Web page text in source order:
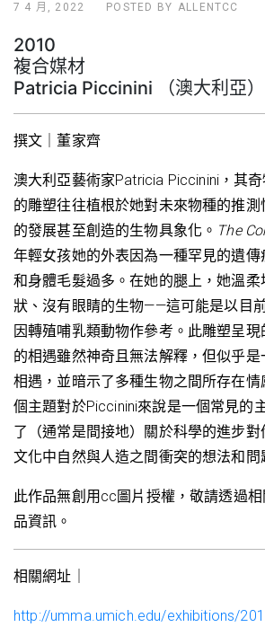
7 4 月, 2022 POSTED BY ALLENTCC
2010
複合媒材
Patricia Piccinini （澳大利亞）
撰文｜董家齊
澳大利亞藝術家Patricia Piccinini，其
的雕塑往往植根於她對未來物種的推
的發展甚至創造的生物具象化。 The
年輕女孩她的外表因為一種罕見的遺
和身體毛髮過多。在她的腿上，她溫
狀、沒有眼睛的生物——這可能是以目
因轉殖哺乳類動物作參考。此雕塑呈
的相遇雖然神奇且無法解釋，但似乎
相遇，並暗示了多種生物之間所存在
個主題對於Piccinini來說是一個常見的
了（通常是間接地）關於科學的進步
文化中自然與人造之間衝突的想法和問
此作品無創用cc圖片授權，敬請透過
品資訊。
相關網址｜
http://umma.umich.edu/exhibitions/